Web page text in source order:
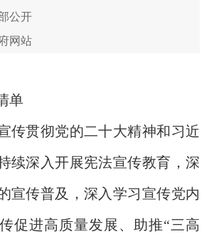
公开
网站
单
贯彻党的二十大精神和习近
续深入开展宪法宣传教育，深
宣传普及，深入学习宣传党内
促进高质量发展、助推“三高